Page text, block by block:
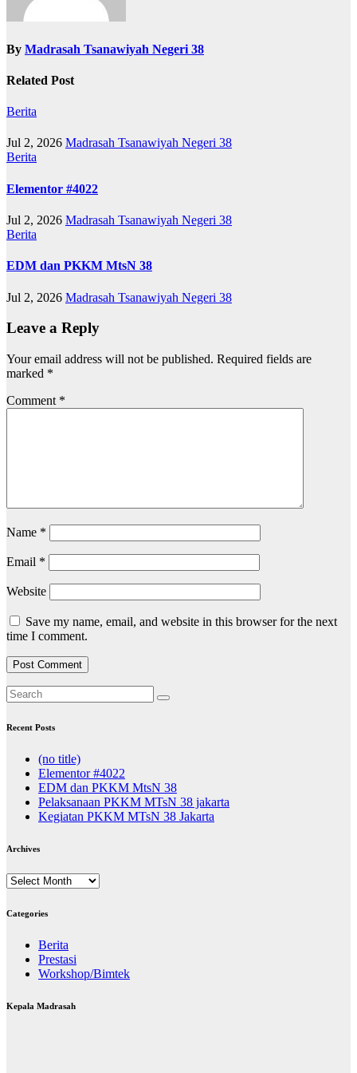
By Madrasah Tsanawiyah Negeri 38
Related Post
Berita
Jul 2, 2026 Madrasah Tsanawiyah Negeri 38
Berita
Elementor #4022
Jul 2, 2026 Madrasah Tsanawiyah Negeri 38
Berita
EDM dan PKKM MtsN 38
Jul 2, 2026 Madrasah Tsanawiyah Negeri 38
Leave a Reply
Your email address will not be published. Required fields are
marked *
Comment *
Name *
Email *
Website
Save my name, email, and website in this browser for the next
time I comment.
Recent Posts
(no title)
Elementor #4022
EDM dan PKKM MtsN 38
Pelaksanaan PKKM MTsN 38 jakarta
Kegiatan PKKM MTsN 38 Jakarta
Archives
Archives
Categories
Berita
Prestasi
Workshop/Bimtek
Kepala Madrasah